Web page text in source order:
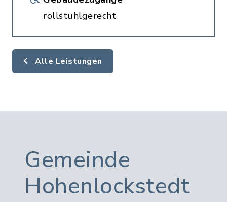
rollstuhlgerecht
Alle Leistungen
Gemeinde
Hohenlockstedt